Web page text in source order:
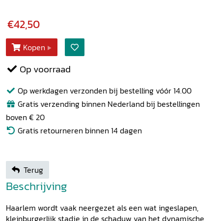
€42,50
Kopen
Op voorraad
Op werkdagen verzonden bij bestelling vóór 14.00
Gratis verzending binnen Nederland bij bestellingen
boven € 20
Gratis retourneren binnen 14 dagen
Terug
Beschrijving
Haarlem wordt vaak neergezet als een wat ingeslapen,